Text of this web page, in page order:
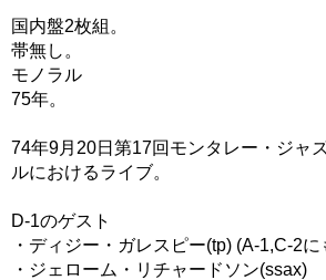
国内盤2枚組。
帯無し。
モノラル
75年。
74年9月20日第17回モンタレー・ジャ
ルにおけるライブ。
D-1のゲスト
・ディジー・ガレスピー(tp) (A-1,C-2に
・ジェローム・リチャードソン(ssax)